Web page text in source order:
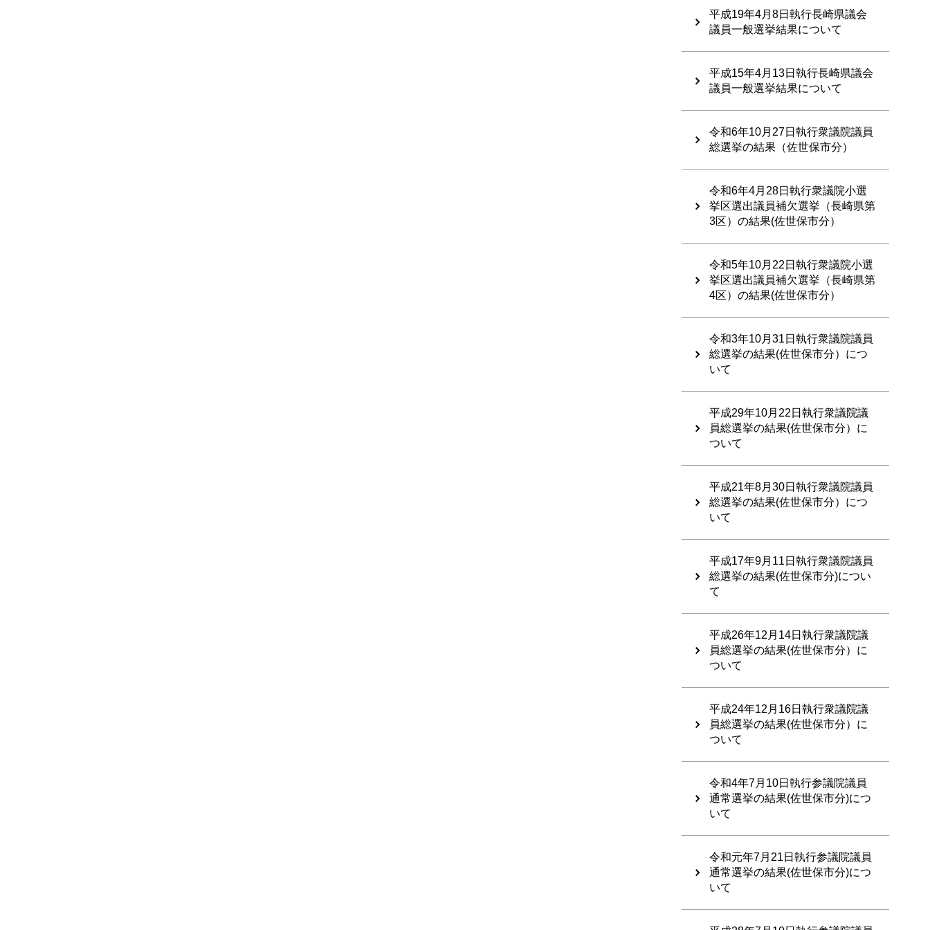
平成19年4月8日執行長崎県議会
議員一般選挙結果について
平成15年4月13日執行長崎県議会
議員一般選挙結果について
令和6年10月27日執行衆議院議員
総選挙の結果（佐世保市分）
令和6年4月28日執行衆議院小選
挙区選出議員補欠選挙（長崎県第
3区）の結果(佐世保市分）
令和5年10月22日執行衆議院小選
挙区選出議員補欠選挙（長崎県第
4区）の結果(佐世保市分）
令和3年10月31日執行衆議院議員
総選挙の結果(佐世保市分）につ
いて
平成29年10月22日執行衆議院議
員総選挙の結果(佐世保市分）に
ついて
平成21年8月30日執行衆議院議員
総選挙の結果(佐世保市分）につ
いて
平成17年9月11日執行衆議院議員
総選挙の結果(佐世保市分)につい
て
平成26年12月14日執行衆議院議
員総選挙の結果(佐世保市分）に
ついて
平成24年12月16日執行衆議院議
員総選挙の結果(佐世保市分）に
ついて
令和4年7月10日執行参議院議員
通常選挙の結果(佐世保市分)につ
いて
令和元年7月21日執行参議院議員
通常選挙の結果(佐世保市分)につ
いて